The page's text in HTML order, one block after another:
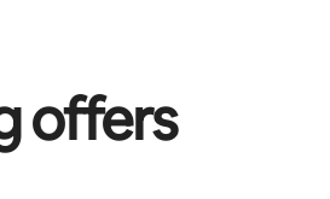
offers